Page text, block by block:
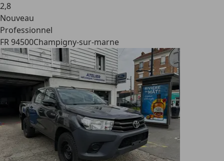
2,8
Nouveau
Professionnel
FR 94500Champigny-sur-marne